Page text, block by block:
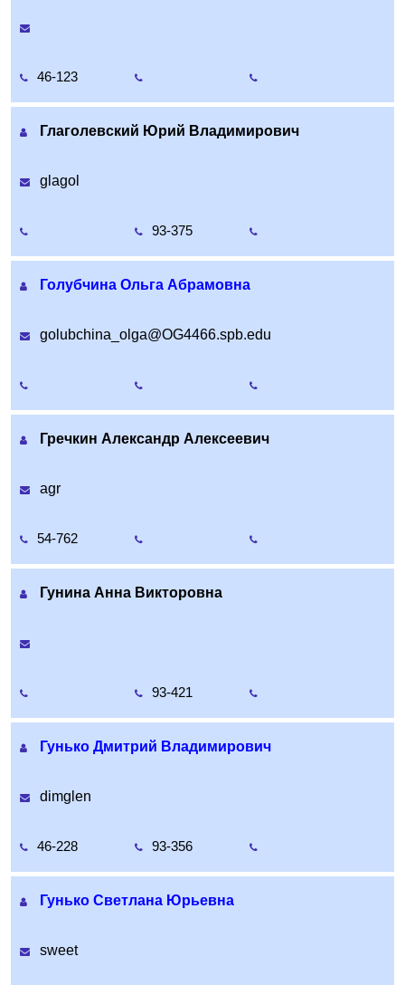
46-123
Глаголевский Юрий Владимирович
glagol
93-375
Голубчина Ольга Абрамовна
golubchina_olga@OG4466.spb.edu
Гречкин Александр Алексеевич
agr
54-762
Гунина Анна Викторовна
93-421
Гунько Дмитрий Владимирович
dimglen
46-228 93-356
Гунько Светлана Юрьевна
sweet